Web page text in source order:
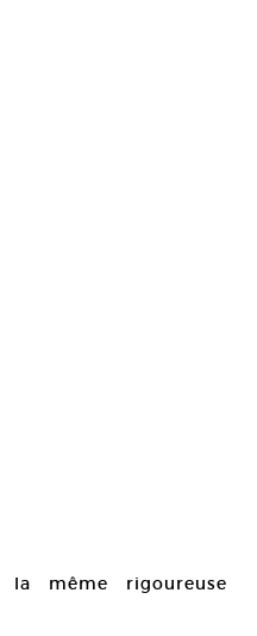
même rigoureuse